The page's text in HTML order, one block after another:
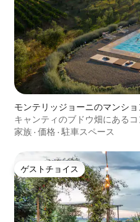
モンテリッジョーニのマンシ
キャンティのブドウ畑にある
家族 · 価格 · 駐車スペース
ゲストチョイス
ゲストチョイス